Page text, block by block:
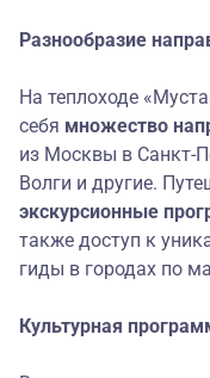
Разнообразие
На теплоходе
себя множество
из Москвы в Санкт-
Волги и другие.
экскурсионные
также доступ к
гиды в городах по
Культурная